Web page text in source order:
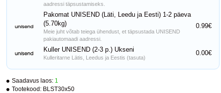
Saadavus laos: 1
Tootekood: BLST30x50
aadressi täpsustamiseks.
Pakomat UNISEND (Läti, Leedu ja Eesti) 1-2 päeva
(5.70kg)
Meie juht võtab teiega ühendust, et täpsustada UNISEND
pakiautomaadi aadressi.
0.99€
Kuller UNISEND (2-3 p.) Ukseni
Kulleritarne Lätis, Leedus ja Eestis (tasuta)
0.00€